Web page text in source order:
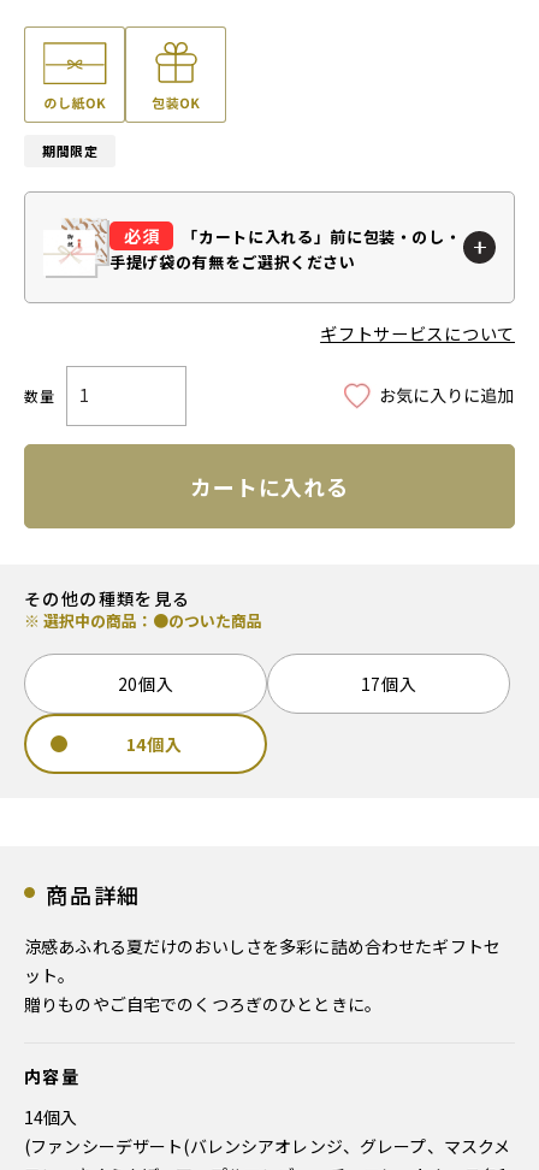
期間限定
「カートに入れる」前に包装・のし・
手提げ袋の有無をご選択ください
ギフトサービスについて
カートに入れる
その他の種類を見る
※ 選択中の商品：●のついた商品
20個入 17個入
14個入
商品詳細
涼感あふれる夏だけのおいしさを多彩に詰め合わせたギフトセ
ット。
贈りものやご自宅でのくつろぎのひとときに。
内容量
14個入
(ファンシーデザート(バレンシアオレンジ、グレープ、マスクメ